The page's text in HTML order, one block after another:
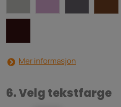
Mer informasjon
6. Velg tekstfarge